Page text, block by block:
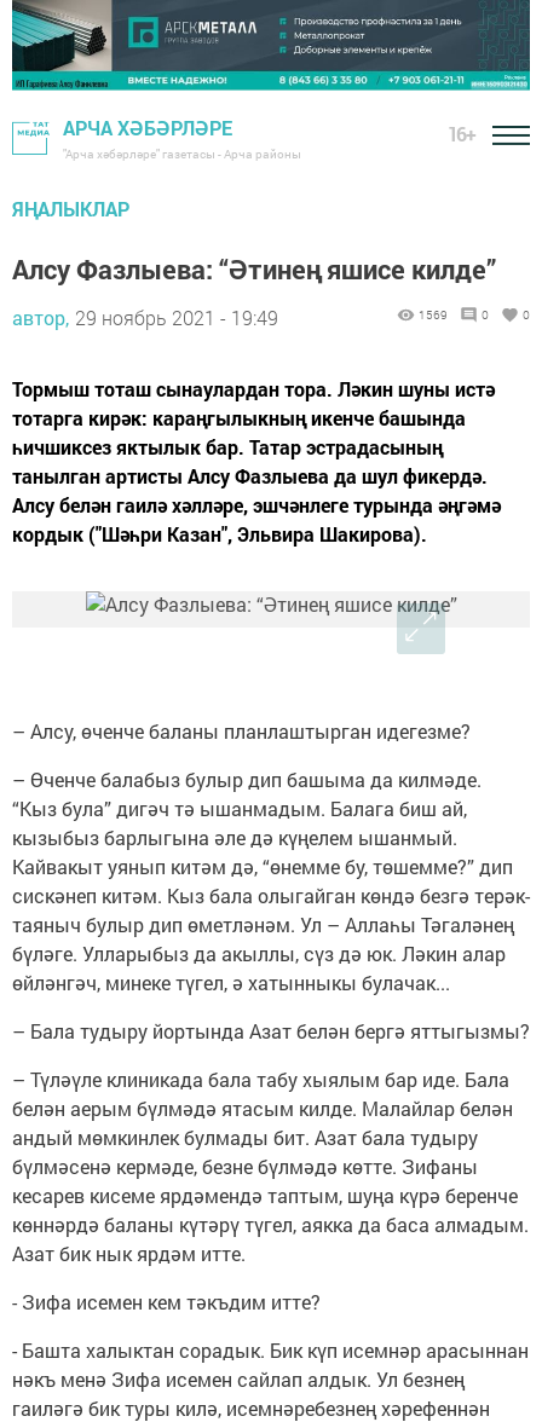
АРЧА ХӘБӘРЛӘРЕ
"Арча хәбәрләре" газетасы - Арча районы
16+
ЯҢАЛЫКЛАР
Алсу Фазлыева: “Әтинең яшисе килде”
автор, 29 ноябрь 2021 - 19:49 1569 0 0
Тормыш тоташ сынаулардан тора. Ләкин шуны истә
тотарга кирәк: караңгылыкның икенче башында
һичшиксез яктылык бар. Татар эстрадасының
танылган артисты Алсу Фазлыева да шул фикердә.
Алсу белән гаилә хәлләре, эшчәнлеге турында әңгәмә
кордык ("Шәһри Казан", Эльвира Шакирова).
– Алсу, өченче баланы планлаштырган идегезме?
– Өченче балабыз булыр дип башыма да килмәде.
“Кыз була” дигәч тә ышанмадым. Балага биш ай,
кызыбыз барлыгына әле дә күңелем ышанмый.
Кайвакыт уянып китәм дә, “өнемме бу, төшемме?” дип
сискәнеп китәм. Кыз бала олыгайган көндә безгә терәк-
таяныч булыр дип өметләнәм. Ул – Аллаһы Тәгаләнең
бүләге. Улларыбыз да акыллы, сүз дә юк. Ләкин алар
өйләнгәч, минеке түгел, ә хатынныкы булачак...
– Бала тудыру йортында Азат белән бергә яттыгызмы?
– Түләүле клиникада бала табу хыялым бар иде. Бала
белән аерым бүлмәдә ятасым килде. Малайлар белән
андый мөмкинлек булмады бит. Азат бала тудыру
бүлмәсенә кермәде, безне бүлмәдә көтте. Зифаны
кесарев кисеме ярдәмендә таптым, шуңа күрә беренче
көннәрдә баланы күтәрү түгел, аякка да баса алмадым.
Азат бик нык ярдәм итте.
- Зифа исемен кем тәкъдим итте?
- Башта халыктан сорадык. Бик күп исемнәр арасыннан
нәкъ менә Зифа исемен сайлап алдык. Ул безнең
гаиләгә бик туры килә, исемнәребезнең хәрефеннән